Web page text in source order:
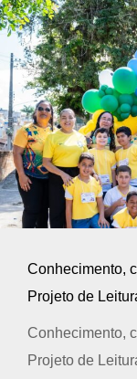
Conhecimento,
Projeto de
Conhecimento,
Projeto de